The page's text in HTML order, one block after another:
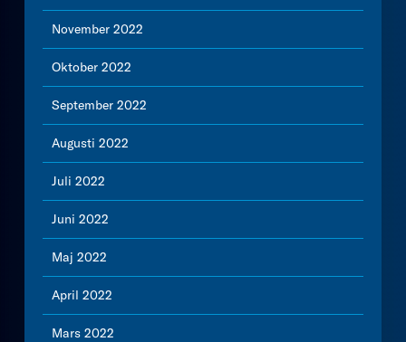
November 2022
Oktober 2022
September 2022
Augusti 2022
Juli 2022
Juni 2022
Maj 2022
April 2022
Mars 2022